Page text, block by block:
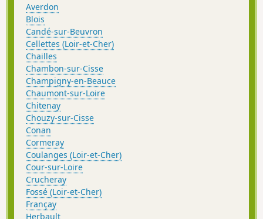
Averdon
Blois
Candé-sur-Beuvron
Cellettes (Loir-et-Cher)
Chailles
Chambon-sur-Cisse
Champigny-en-Beauce
Chaumont-sur-Loire
Chitenay
Chouzy-sur-Cisse
Conan
Cormeray
Coulanges (Loir-et-Cher)
Cour-sur-Loire
Crucheray
Fossé (Loir-et-Cher)
Françay
Herbault